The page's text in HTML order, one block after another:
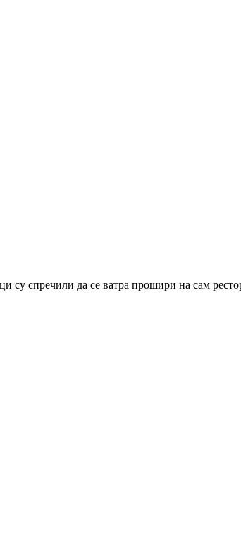
су спречили да се ватра прошири на сам